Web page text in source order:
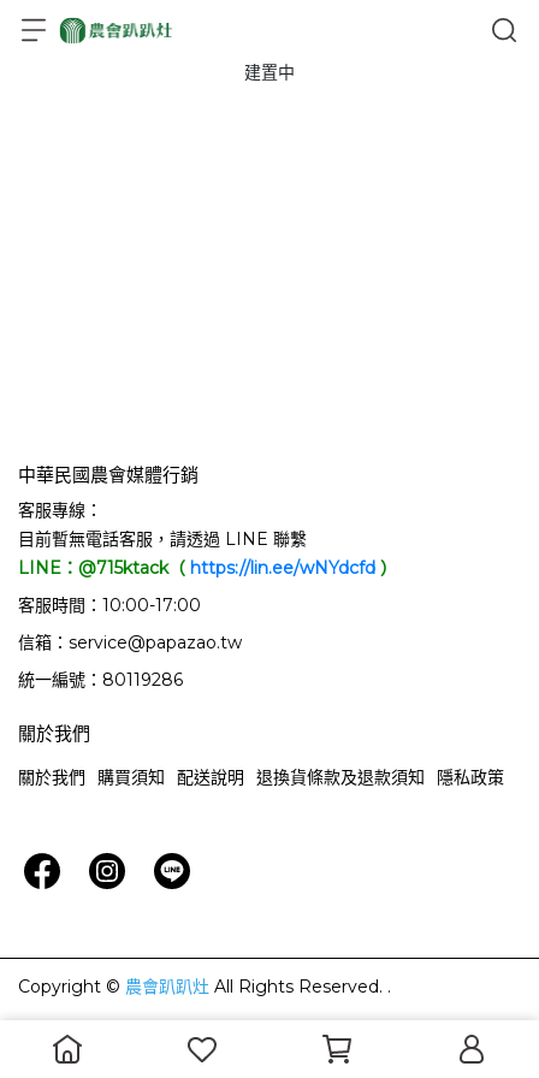
建置中
中華民國農會媒體行銷
客服專線：
目前暫無電話客服，請透過 LINE 聯繫
LINE：@715ktack（ https://lin.ee/wNYdcfd ）
客服時間：10:00-17:00
信箱：service@papazao.tw
統一編號：80119286
關於我們
關於我們 購買須知 配送說明 退換貨條款及退款須知 隱私政策
Copyright © 農會趴趴灶 All Rights Reserved. .